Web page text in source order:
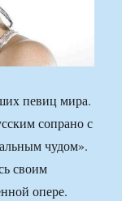
певиц мира.
сопрано с
чудом».
своим
опере.